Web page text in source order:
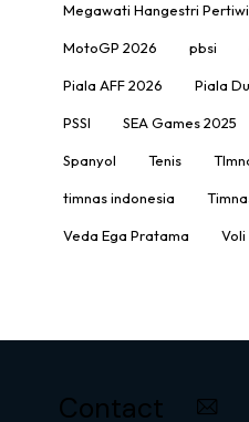
Megawati Hangestri Pertiwi
MotoGP 2026 pbsi
Piala AFF 2026 Piala
PSSI SEA Games 2025
Spanyol Tenis
timnas indonesia
Veda Ega Pratama Voli
Contact